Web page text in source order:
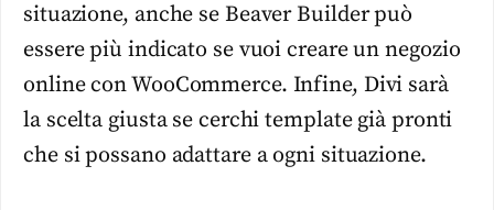
situazione, anche se Beaver Builder può
essere più indicato se vuoi creare un negozio
online con WooCommerce. Infine, Divi sarà
la scelta giusta se cerchi template già pronti
che si possano adattare a ogni situazione.